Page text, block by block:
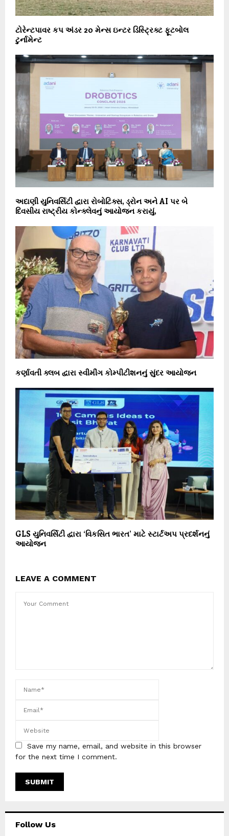
ટોરેન્ટપાવર કપ અંડર 20 મેન્સ ઇન્ટર ડિસ્ટ્રિક્ટ ફૂટબોલ
ટુર્નામેન્ટ
અદાણી યુનિવર્સિટી દ્વારા રોબોટિક્સ, ડ્રોન અને AI પર બે
દિવસીય રાષ્ટ્રીય કોન્ક્લેવનું આયોજન કરાયું,
કર્ણાવતી ક્લબ દ્વારા સ્વીમીંગ કોમ્પીટીશનનું સુંદર આયોજન
GLS યુનિવર્સિટી દ્વારા ‘વિકસિત ભારત’ માટે સ્ટાર્ટઅપ પ્રદર્શનનું
આયોજન
LEAVE A COMMENT
Save my name, email, and website in this browser
for the next time I comment.
Follow Us